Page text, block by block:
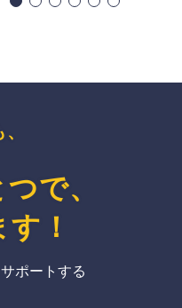
で、
す ！
ポートする